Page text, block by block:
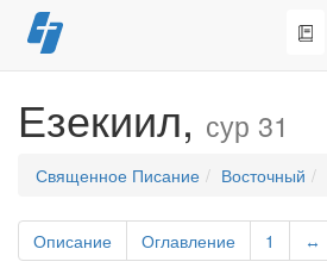
Перейти
к
Езекиил, сур 31
Священное Писание Восточный
Описание Оглавление 1 ↔